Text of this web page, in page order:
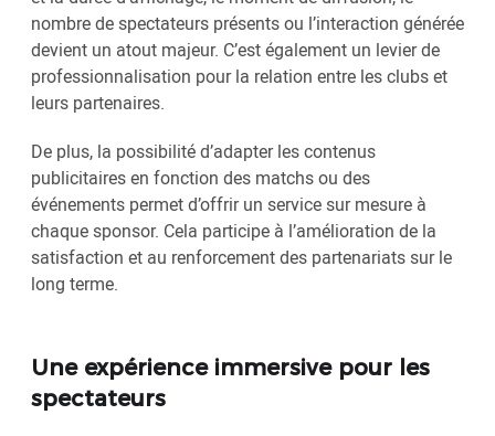
nombre de spectateurs présents ou l’interaction générée
devient un atout majeur. C’est également un levier de
professionnalisation pour la relation entre les clubs et
leurs partenaires.
De plus, la possibilité d’adapter les contenus
publicitaires en fonction des matchs ou des
événements permet d’offrir un service sur mesure à
chaque sponsor. Cela participe à l’amélioration de la
satisfaction et au renforcement des partenariats sur le
long terme.
Une expérience immersive pour les
spectateurs